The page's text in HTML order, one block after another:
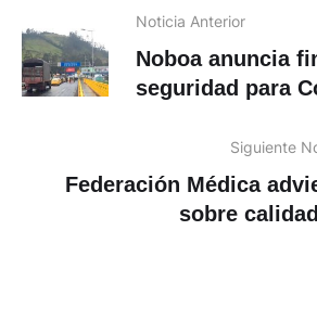
Noticia Anterior
Noboa anuncia
seguridad para
Siguiente
Federación Médica
sobre